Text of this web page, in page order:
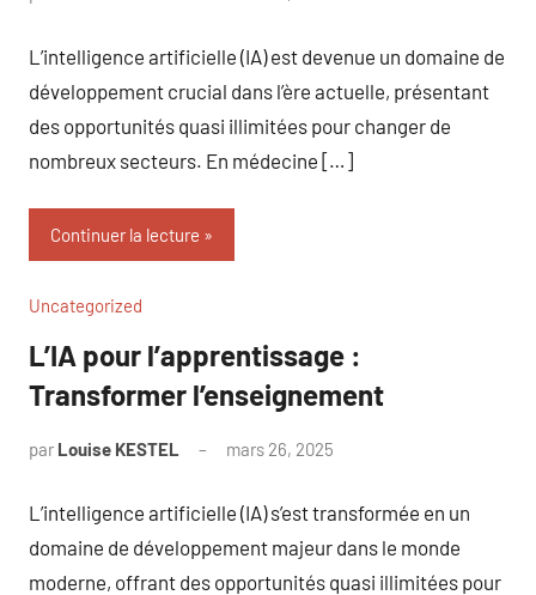
L’intelligence artificielle (IA) est devenue un domaine de
développement crucial dans l’ère actuelle, présentant
des opportunités quasi illimitées pour changer de
nombreux secteurs. En médecine […]
Continuer la lecture
Uncategorized
L’IA pour l’apprentissage :
Transformer l’enseignement
par Louise KESTEL mars 26, 2025
L’intelligence artificielle (IA) s’est transformée en un
domaine de développement majeur dans le monde
moderne, offrant des opportunités quasi illimitées pour